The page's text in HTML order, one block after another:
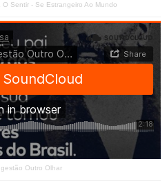
O Sentir - Se Estrangeiro Ao Mundo
Outro Olhar